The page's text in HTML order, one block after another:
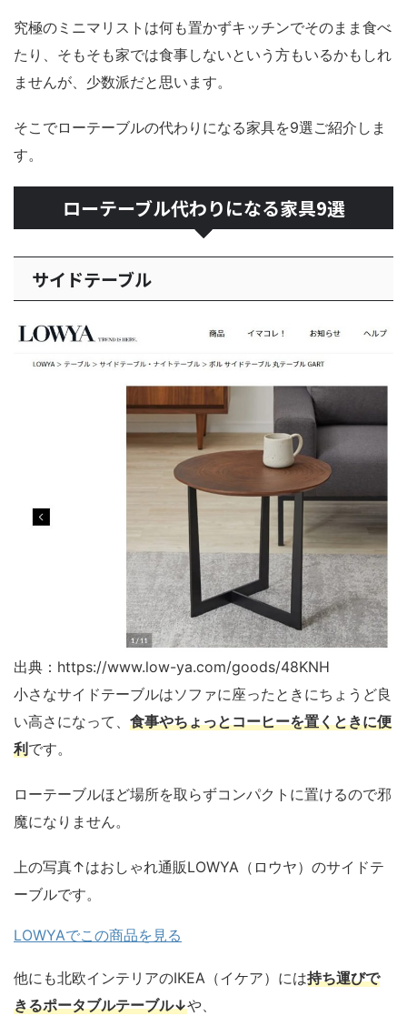
究極のミニマリストは何も置かずキッチンでそのまま食べ
たり、そもそも家では食事しないという方もいるかもしれ
ませんが、少数派だと思います。
そこでローテーブルの代わりになる家具を9選ご紹介しま
す。
ローテーブル代わりになる家具9選
サイドテーブル
出典：https://www.low-ya.com/goods/48KNH
小さなサイドテーブルはソファに座ったときにちょうど良
い高さになって、 食事やちょっとコーヒーを置くときに便
利です。
ローテーブルほど場所を取らずコンパクトに置けるので邪
魔になりません。
上の写真↑はおしゃれ通販LOWYA（ロウヤ）のサイドテ
ーブルです。
LOWYAでこの商品を見る
他にも北欧インテリアのIKEA（イケア）には持ち運びで
きるポータブルテーブル↓や、